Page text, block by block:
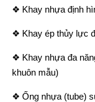
❖ Khay nhựa định
❖ Khay ép thủy lực
❖ Khay nhựa đa
khuôn mẫu)
❖ Ống nhựa (tube)